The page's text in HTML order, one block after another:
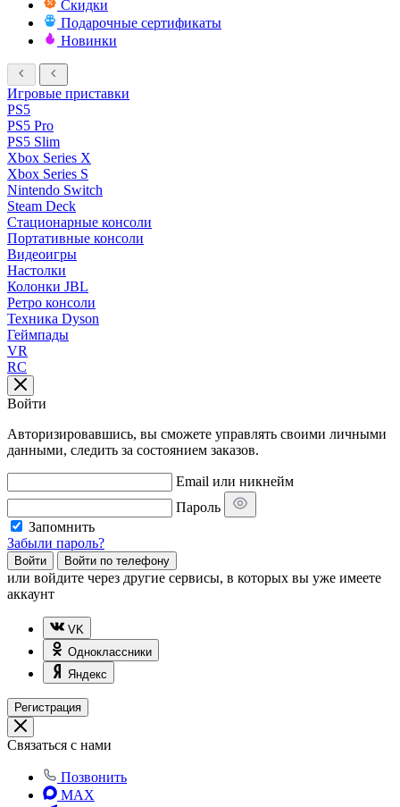
Скидки
Подарочные сертификаты
Новинки
Игровые приставки
PS5
PS5 Pro
PS5 Slim
Xbox Series X
Xbox Series S
Nintendo Switch
Steam Deck
Стационарные консоли
Портативные консоли
Видеоигры
Настолки
Колонки JBL
Ретро консоли
Техника Dyson
Геймпады
VR
RC
Войти
Авторизировавшись, вы сможете управлять своими личными
данными, следить за состоянием заказов.
Email или никнейм
Пароль
Запомнить
Забыли пароль?
Войти Войти по телефону
или войдите через другие сервисы, в которых вы уже имеете
аккаунт
VK
Одноклассники
Яндекс
Регистрация
Связаться с нами
Позвонить
MAX